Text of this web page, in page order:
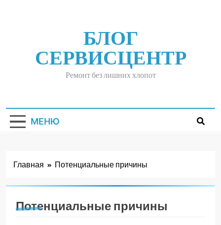
БЛОГ
СЕРВИСЦЕНТР
Ремонт без лишних хлопот
МЕНЮ
Главная Потенциальные причины
Потенциальные причины
ПОТЕНЦИАЛЬНЫЕ